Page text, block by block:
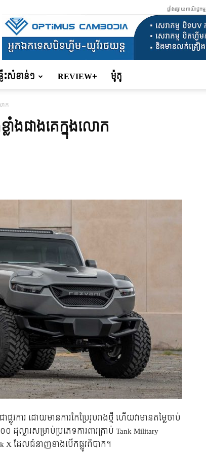
ផ្ទាំងផ្សាយពាណិជ្ជកម្ម
ះសំខាន់ៗ REVIEW+ ម៉ូតូ
ោក
ាំងជាងគេក្នុងលោក
វ​ការ​ ដោយ​មាន​ការ​កែ​ប្រែ​រូបរាង​ថ្មី ហើយ​វា​មាន​តម្លៃ​ចាប់​
ល្លារ​សម្រាប់​ប្រភេទ​ការពារ​គ្រាប់ Tank Military
X ដែល​​ជំនាញ​ខាង​បើក​ផ្លូវ​ពិបាក។